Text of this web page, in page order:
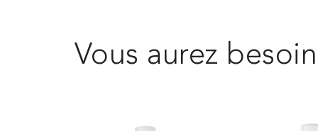
Vous aurez